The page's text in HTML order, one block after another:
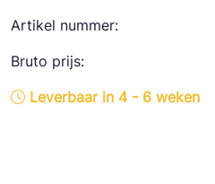
Artikel nummer:
Bruto prijs:
Leverbaar in 4 - 6 weken